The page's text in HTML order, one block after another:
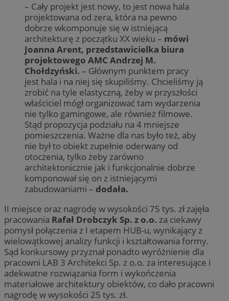
– Cały projekt jest nowy, to jest nowa hala
projektowana od zera, która na pewno
dobrze wkomponuje się w istniejącą
architekturę z początku XX wieku – mówi
Joanna Arent, przedstawicielka biura
projektowego AMC Andrzej M.
Chołdzyński. – Głównym punktem pracy
jest hala i na niej się skupiliśmy. Chcieliśmy ją
zrobić na tyle elastyczną, żeby w przyszłości
właściciel mógł organizować tam wydarzenia
nie tylko gamingowe, ale również filmowe.
Stąd propozycja podziału na 4 mniejsze
pomieszczenia. Ważne dla nas było też, aby
nie był to obiekt zupełnie oderwany od
otoczenia, tylko żeby zarówno
architektonicznie jak i funkcjonalnie dobrze
komponował się on z istniejącymi
zabudowaniami – dodała.
II miejsce oraz nagrodę w wysokości 75 tys. zł zajęła
pracowania Rafał Drobczyk Sp. z o.o. za ciekawy
pomysł połączenia z I etapem HUB-u, wynikający z
wielowątkowej analizy funkcji i kształtowania formy.
Sąd konkursowy przyznał ponadto wyróżnienie dla
pracowni LAB 3 Architekci Sp. z o.o. za interesujące i
adekwatne rozwiązania form i wykończenia
materiałowe architektury obiektów, co dało pracowni
nagrodę w wysokości 25 tys. zł.